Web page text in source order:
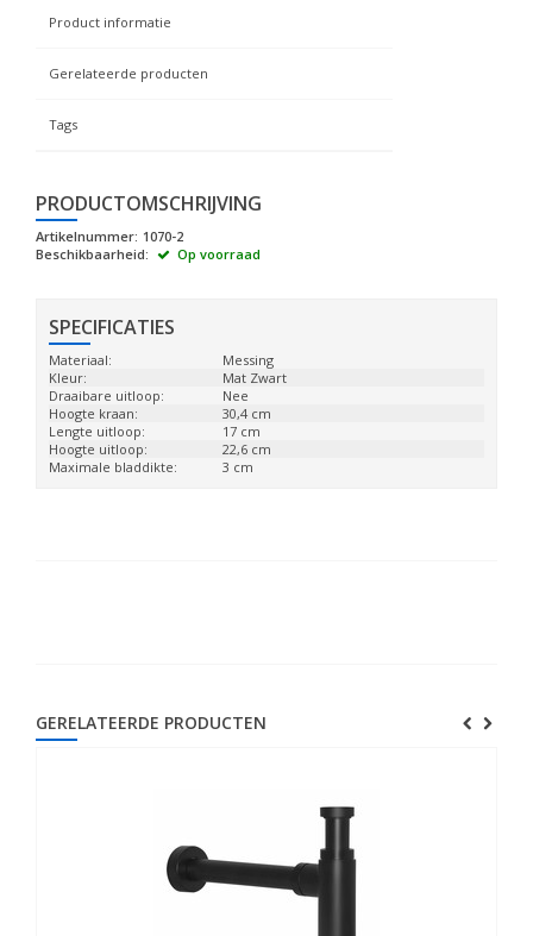
Product informatie
Gerelateerde producten
Tags
PRODUCTOMSCHRIJVING
Artikelnummer: 1070-2
Beschikbaarheid:
Op voorraad
SPECIFICATIES
Materiaal:
Messing
Kleur:
Mat Zwart
Draaibare uitloop:
Nee
Hoogte kraan:
30,4 cm
Lengte uitloop:
17 cm
Hoogte uitloop:
22,6 cm
Maximale bladdikte:
3 cm
GERELATEERDE PRODUCTEN